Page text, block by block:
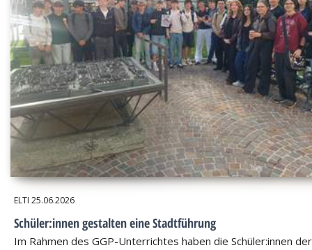
ELTI 25.06.2026
Schüler:innen gestalten eine Stadtführung
Im Rahmen des GGP-Unterrichtes haben die Schüler:innen der